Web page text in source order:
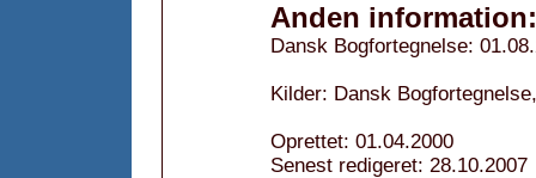
Anden information:
Dansk Bogfortegnelse:
Kilder: Dansk
Oprettet: 01.04.2000
Senest redigeret: 28.10.2007